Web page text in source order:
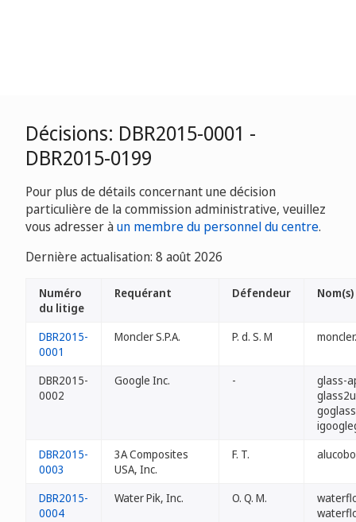
Décisions: DBR2015-0001 -
DBR2015-0199
Pour plus de détails concernant une décision
particulière de la commission administrative, veuillez
vous adresser àun membre du personnel du centre.
Dernière actualisation: 8 août 2026
Numéro
du litige
Requérant Défendeur
DBR2015-
0001
Moncler S.P.A. P. d. S. M
DBR2015-
0002
Google Inc. -
glass-
DBR2015-
0003
3A Composites
USA, Inc.
F. T.
DBR2015-
0004
Water Pik, Inc. O. Q. M.